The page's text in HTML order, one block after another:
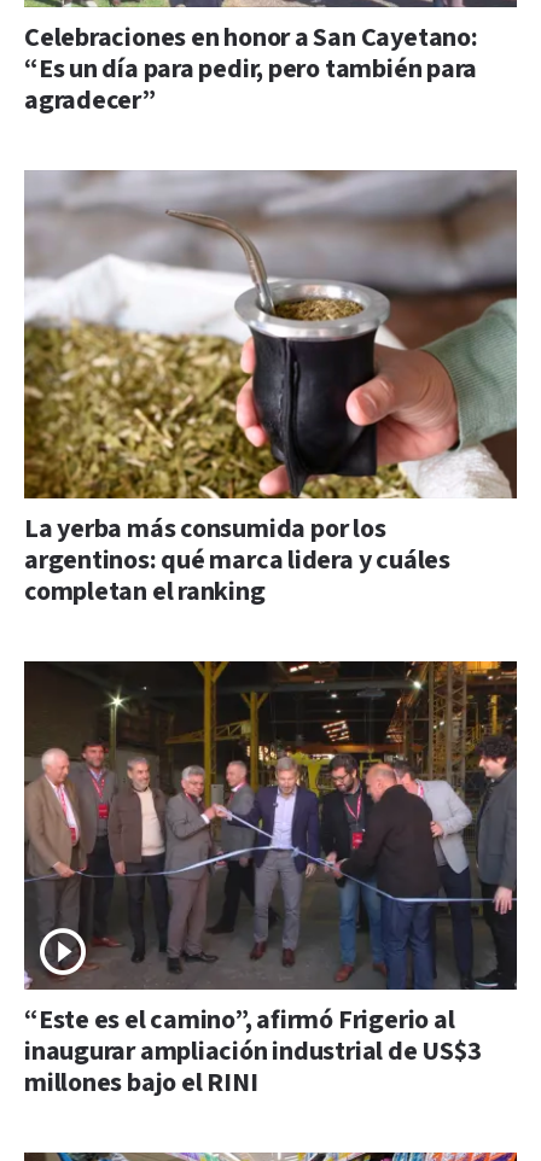
Celebraciones en honor a San Cayetano:
“Es un día para pedir, pero también para
agradecer”
La yerba más consumida por los
argentinos: qué marca lidera y cuáles
completan el ranking
“Este es el camino”, afirmó Frigerio al
inaugurar ampliación industrial de US$3
millones bajo el RINI